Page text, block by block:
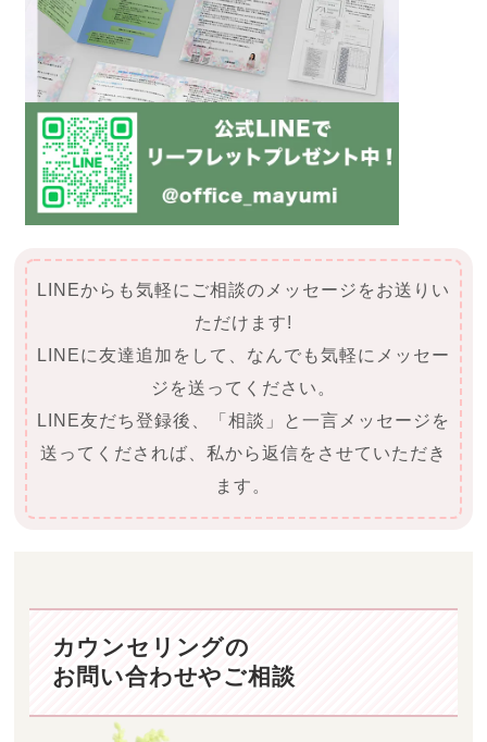
LINEからも気軽にご相談のメッセージをお送りい
ただけます!
LINEに友達追加をして、なんでも気軽にメッセー
ジを送ってください。
LINE友だち登録後、「相談」と一言メッセージを
送ってくだされば、私から返信をさせていただき
ます。
カウンセリングの
お問い合わせやご相談